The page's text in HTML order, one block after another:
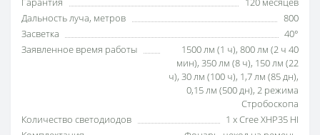
Дальность луча, метров
800
Засветка
40°
Заявленное время работы
1500 лм (1 ч), 800 лм (2 ч 40
мин), 350 лм (8 ч), 150 лм (22
ч), 30 лм (100 ч), 1,7 лм (85 дн),
0,15 лм (500 дн), 2 режима
Стробоскопа
Количество светодиодов
1 x Cree XHP35 HI